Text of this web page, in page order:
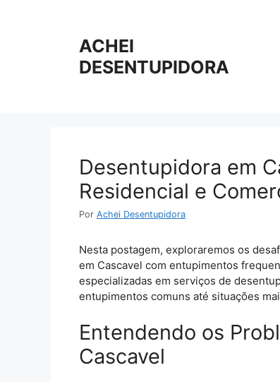
ACHEI
DESENTUPIDORA
Desentupidora em
Residencial e
Por Achei Desentupidora
Nesta postagem, exploraremos os
em Cascavel com entupimentos
especializadas em serviços de
entupimentos comuns até situações
Entendendo os
Cascavel